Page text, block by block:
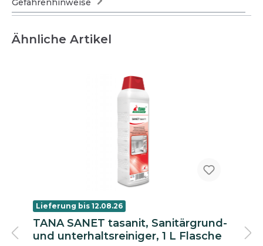
Gefahrenhinweise
Ähnliche Artikel
Lieferung bis 12.08.26
TANA SANET tasanit, Sanitärgrund-
und unterhaltsreiniger, 1 L Flasche